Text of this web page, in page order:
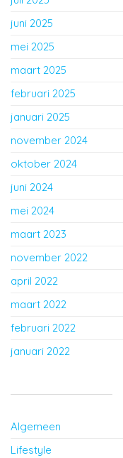
juni 2025
mei 2025
maart 2025
februari 2025
januari 2025
november 2024
oktober 2024
juni 2024
mei 2024
maart 2023
november 2022
april 2022
maart 2022
februari 2022
januari 2022
Algemeen
Lifestyle